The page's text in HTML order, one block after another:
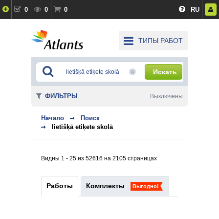
0 0 0 RU
ТИПЫ РАБОТ
Искать
Начало
Поиск
lietišķā etiķete skolā
Видны 1 - 25 из 52616 на 2105 страницах
Работы Комплекты Выгодно!
ФИЛЬТРЫ Выключены